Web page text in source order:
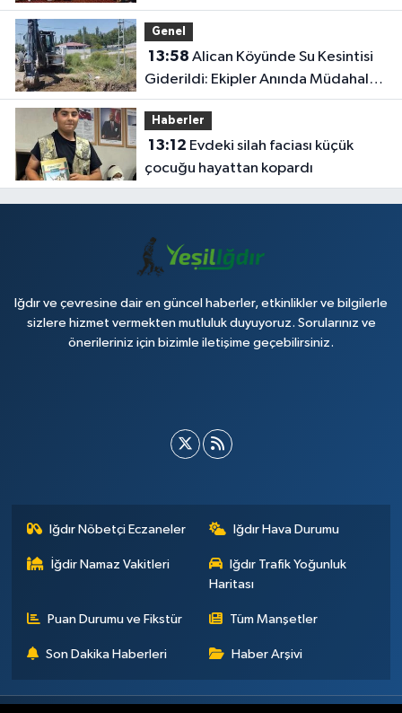
Genel
13:58
Giderildi: Ekipler Anında Müdahale
Etti
Haberler
13:12
çocuğu hayattan kopardı
Iğdır ve çevresine dair en güncel haberler, etkinlikler ve bilgilerle
sizlere hizmet vermekten mutluluk duyuyoruz. Sorularınız ve
önerileriniz için bizimle iletişime geçebilirsiniz.
Iğdır Nöbetçi Eczaneler Iğdır Hava Durumu
İğdir Namaz Vakitleri
Iğdır Trafik Yoğunluk
Haritası
Puan Durumu ve Fikstür Tüm Manşetler
Son Dakika Haberleri Haber Arşivi